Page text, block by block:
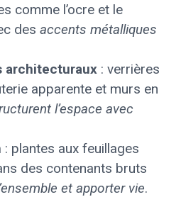
comme l’ocre et le
des accents métalliques
architecturaux : verrières
apparente et murs en
l’espace avec
: plantes aux feuillages
des contenants bruts
et apporter vie.